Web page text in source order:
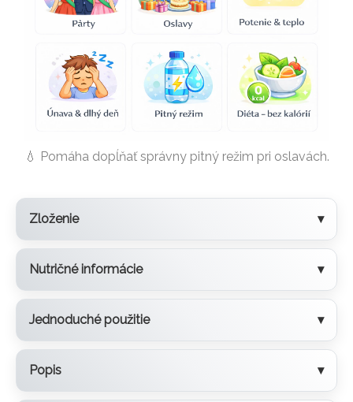
💧 Pomáha dopĺňať správny pitný režim pri oslavách.
Zloženie
Nutričné informácie
Jednoduché použitie
Popis